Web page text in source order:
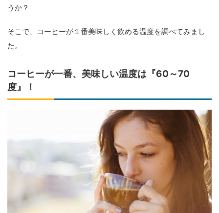
うか？
そこで、コーヒーが１番美味しく飲める温度を調べてみまし
た。
コーヒーが一番、美味しい温度は『60～70
度』！